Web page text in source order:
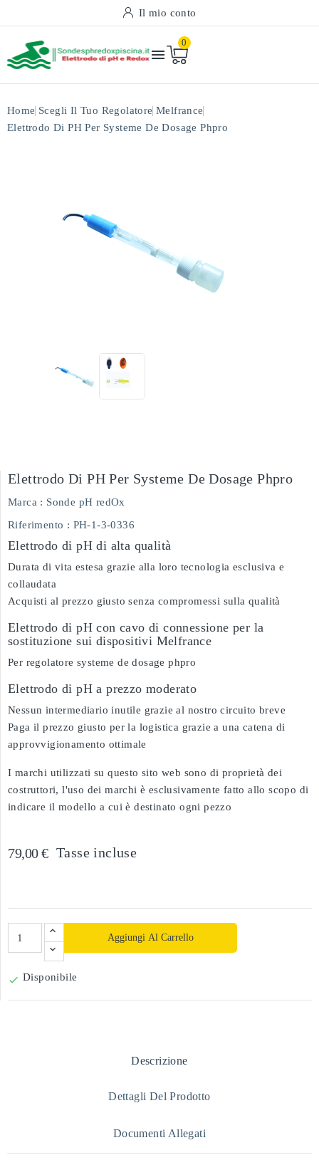
Il mio conto

0
Home Scegli Il Tuo Regolatore Melfrance
Elettrodo Di PH Per Systeme De Dosage Phpro
Elettrodo Di PH Per Systeme De Dosage Phpro
Marca : Sonde pH redOx
Riferimento : PH-1-3-0336
Elettrodo di pH di alta qualità
Durata di vita estesa grazie alla loro tecnologia esclusiva e
collaudata
Acquisti al prezzo giusto senza compromessi sulla qualità
Elettrodo di pH con cavo di connessione per la
sostituzione sui dispositivi Melfrance
Per regolatore systeme de dosage phpro
Elettrodo di pH a prezzo moderato
Nessun intermediario inutile grazie al nostro circuito breve
Paga il prezzo giusto per la logistica grazie a una catena di
approvvigionamento ottimale
I marchi utilizzati su questo sito web sono di proprietà dei
costruttori, l'uso dei marchi è esclusivamente fatto allo scopo di
indicare il modello a cui è destinato ogni pezzo
79,00 € Tasse incluse
Aggiungi Al Carrello
 Disponibile
Descrizione
Dettagli Del Prodotto
Documenti Allegati